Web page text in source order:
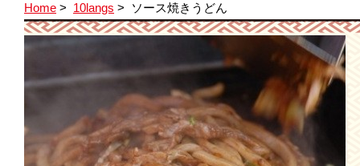
Home > 10langs > ソース焼きうどん